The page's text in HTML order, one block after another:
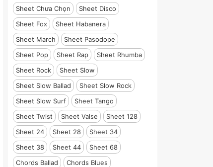
Sheet Chưa Chọn
Sheet Disco
Sheet Fox
Sheet Habanera
Sheet March
Sheet Pasodope
Sheet Pop
Sheet Rap
Sheet Rhumba
Sheet Rock
Sheet Slow
Sheet Slow Ballad
Sheet Slow Rock
Sheet Slow Surf
Sheet Tango
Sheet Twist
Sheet Valse
Sheet 128
Sheet 24
Sheet 28
Sheet 34
Sheet 38
Sheet 44
Sheet 68
Chords Ballad
Chords Blues